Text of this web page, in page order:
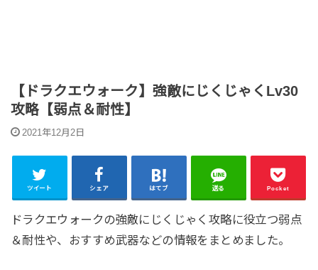
【ドラクエウォーク】強敵にじくじゃくLv30
攻略【弱点＆耐性】
2021年12月2日
ツイート シェア はてブ 送る Pocket
ドラクエウォークの強敵にじくじゃく攻略に役立つ弱点
＆耐性や、おすすめ武器などの情報をまとめました。